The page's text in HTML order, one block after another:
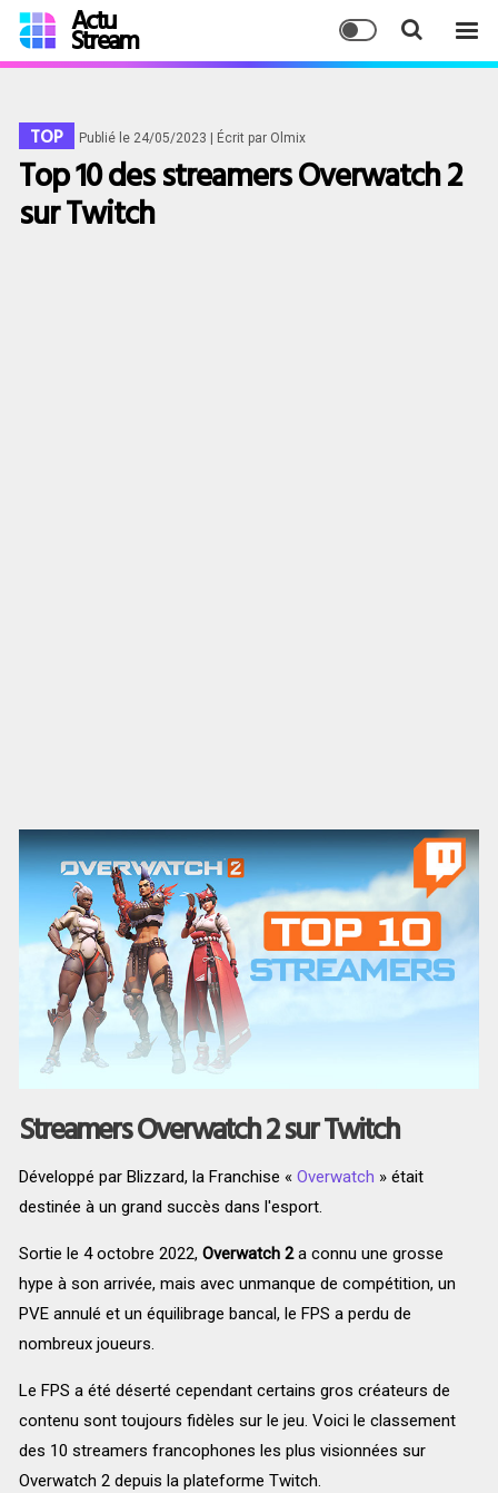
Actu
Stream
TOP Publié le 24/05/2023 | Écrit par Olmix
Top 10 des streamers Overwatch 2
sur Twitch
Streamers Overwatch 2 sur Twitch
Développé par Blizzard, la Franchise « Overwatch » était
destinée à un grand succès dans l'esport.
Sortie le 4 octobre 2022, Overwatch 2a connu une grosse
hype à son arrivée, mais avec unmanque de compétition, un
PVE annulé et un équilibrage bancal, le FPS a perdu de
nombreux joueurs.
Le FPS a été déserté cependant certains gros créateurs de
contenu sont toujours fidèles sur le jeu. Voici le classement
des 10 streamers francophones les plus visionnées sur
Overwatch 2 depuis la plateforme Twitch.